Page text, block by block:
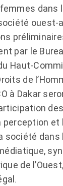
dans
ouest-
par le
Haut-
de
à Dakar
perception
société dans
de